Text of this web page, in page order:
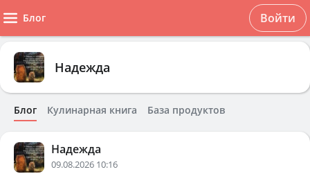
Блог Войти
Надежда
Блог Кулинарная книга База продуктов
Надежда
09.08.2026 10:16